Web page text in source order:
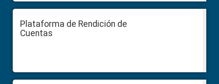
Plataforma de Rendición de
Cuentas